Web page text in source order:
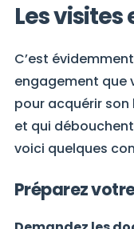
Les visites
C’est
engagement que
pour acquérir son
et qui
voici quelques
Préparez